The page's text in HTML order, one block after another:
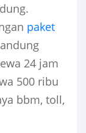
paket
24 jam
500 ribu
bbm, toll,